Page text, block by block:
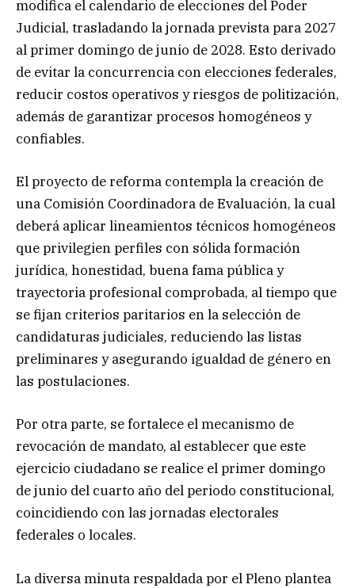
modifica el calendario de elecciones del Poder
Judicial, trasladando la jornada prevista para 2027
al primer domingo de junio de 2028. Esto derivado
de evitar la concurrencia con elecciones federales,
reducir costos operativos y riesgos de politización,
además de garantizar procesos homogéneos y
confiables.
El proyecto de reforma contempla la creación de
una Comisión Coordinadora de Evaluación, la cual
deberá aplicar lineamientos técnicos homogéneos
que privilegien perfiles con sólida formación
jurídica, honestidad, buena fama pública y
trayectoria profesional comprobada, al tiempo que
se fijan criterios paritarios en la selección de
candidaturas judiciales, reduciendo las listas
preliminares y asegurando igualdad de género en
las postulaciones.
Por otra parte, se fortalece el mecanismo de
revocación de mandato, al establecer que este
ejercicio ciudadano se realice el primer domingo
de junio del cuarto año del periodo constitucional,
coincidiendo con las jornadas electorales
federales o locales.
La diversa minuta respaldada por el Pleno plantea